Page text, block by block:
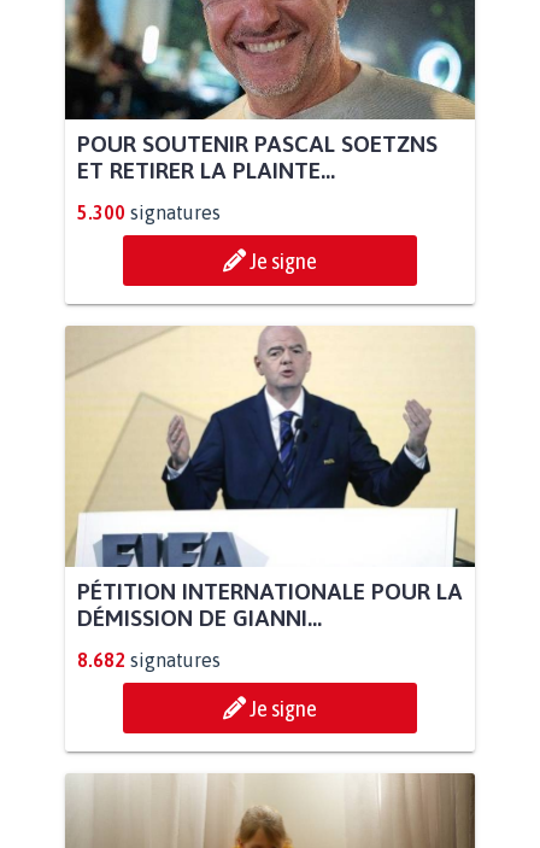
POUR SOUTENIR PASCAL SOETZNS
ET RETIRER LA PLAINTE...
5.300 signatures
Je signe
PÉTITION INTERNATIONALE POUR LA
DÉMISSION DE GIANNI...
8.682 signatures
Je signe